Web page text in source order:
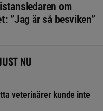
om
”Jag är så besviken”
NU
veterinärer kunde inte